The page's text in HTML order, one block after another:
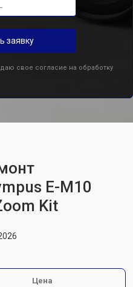
заявку
свое согласие на обработку
E-M10
Kit
Цена